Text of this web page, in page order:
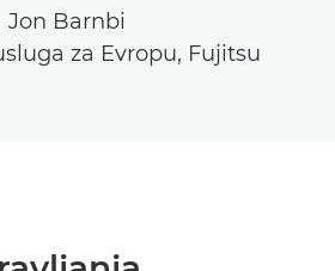
Jon Barnbi
za Evropu, Fujitsu